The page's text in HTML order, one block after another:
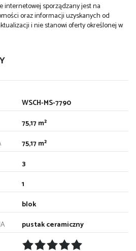
internetowej sporządzany jest na
oraz informacji uzyskanych od
i nie stanowi oferty określonej w
WSCH-MS-7790
75,17 m²
75,17 m²
3
1
blok
pustak ceramiczny